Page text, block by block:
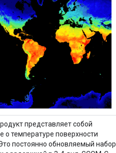
представляет собой
о температуре поверхности
постоянно обновляемый набор